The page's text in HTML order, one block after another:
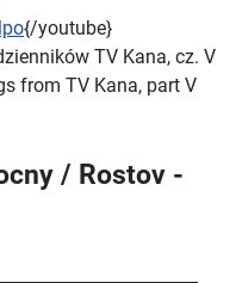
{/youtube}
TV Kana, cz. V
from TV Kana, part V
/ Rostov -